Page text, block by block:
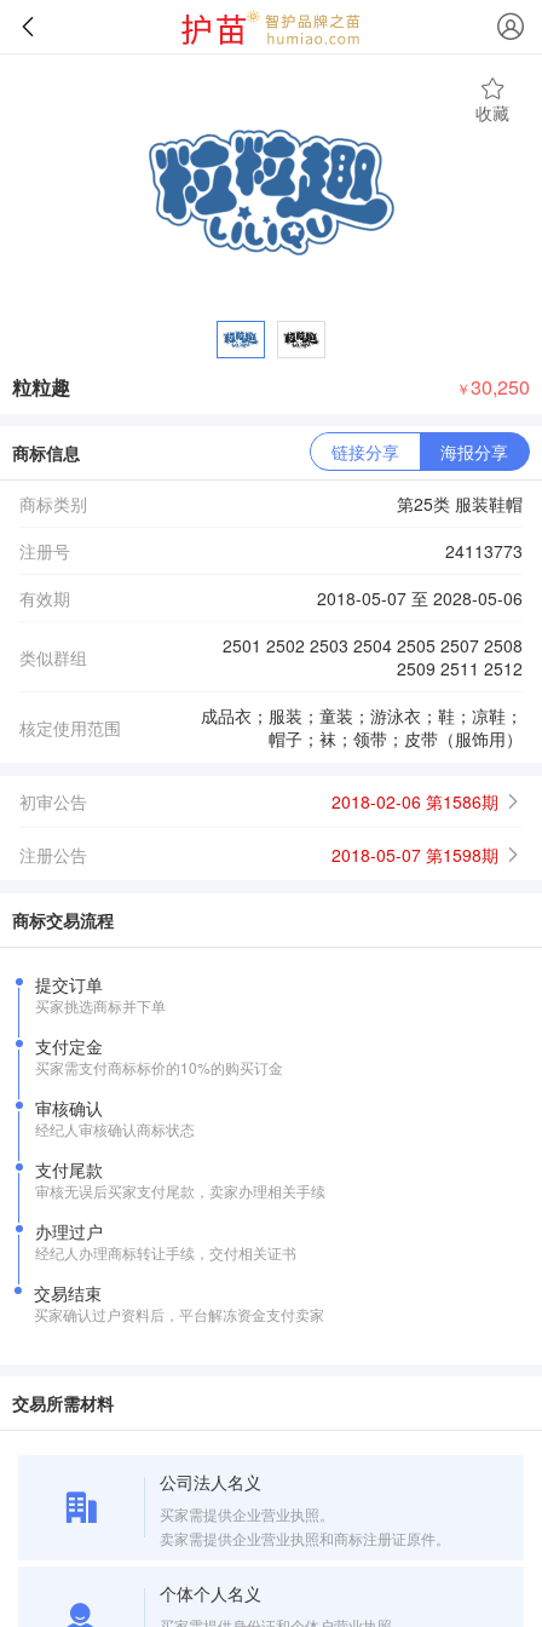
收藏
粒粒趣 ￥30,250
商标信息 链接分享 海报分享
商标类别
第25类 服装鞋帽
注册号
24113773
有效期
2018-05-07 至 2028-05-06
类似群组
2501 2502 2503 2504 2505 2507 2508
2509 2511 2512
核定使用范围
成品衣；服装；童装；游泳衣；鞋；凉鞋；
帽子；袜；领带；皮带（服饰用）
初审公告 2018-02-06 第1586期
注册公告 2018-05-07 第1598期
商标交易流程
提交订单
买家挑选商标并下单
支付定金
买家需支付商标标价的10%的购买订金
审核确认
经纪人审核确认商标状态
支付尾款
审核无误后买家支付尾款，卖家办理相关手续
办理过户
经纪人办理商标转让手续，交付相关证书
交易结束
买家确认过户资料后，平台解冻资金支付卖家
交易所需材料
公司法人名义
买家需提供企业营业执照。
卖家需提供企业营业执照和商标注册证原件。
个体个人名义